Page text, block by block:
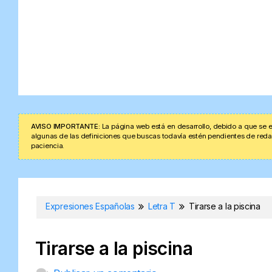
AVISO IMPORTANTE: La página web está en desarrollo, debido a que
algunas de las definiciones que buscas todavía estén pendientes de
paciencia.
Expresiones Españolas Letra T Tirarse a la piscina
Tirarse a la piscina